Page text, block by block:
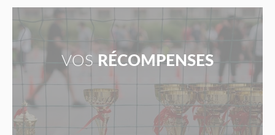
VOS RÉCOMPENSES